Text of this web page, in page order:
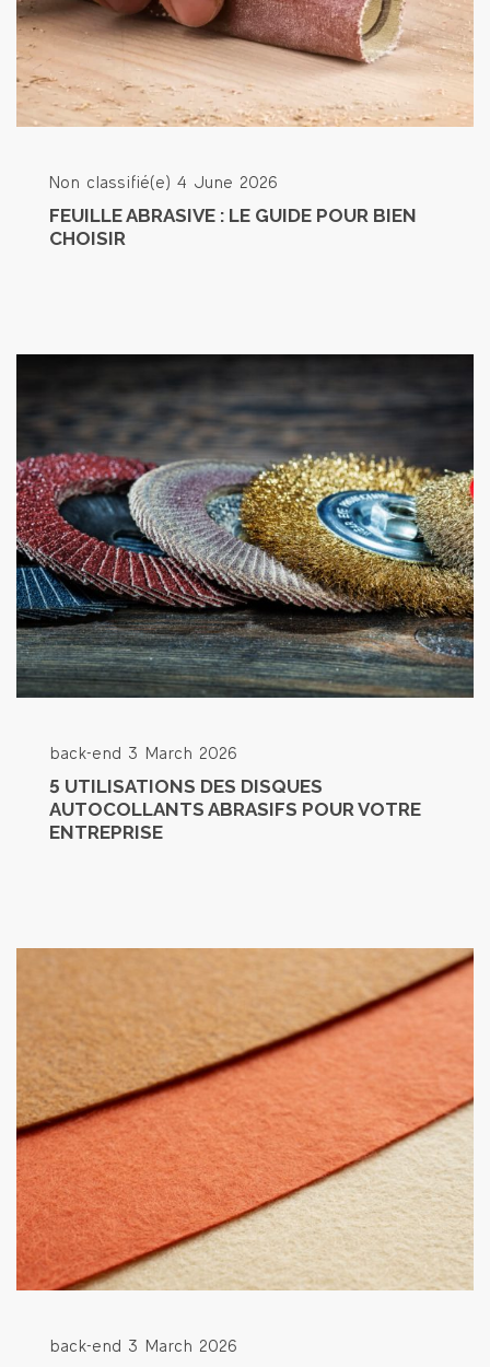
Non classifié(e) 4 June 2026
FEUILLE ABRASIVE : LE GUIDE POUR BIEN
CHOISIR
back-end 3 March 2026
5 UTILISATIONS DES DISQUES
AUTOCOLLANTS ABRASIFS POUR VOTRE
ENTREPRISE
back-end 3 March 2026